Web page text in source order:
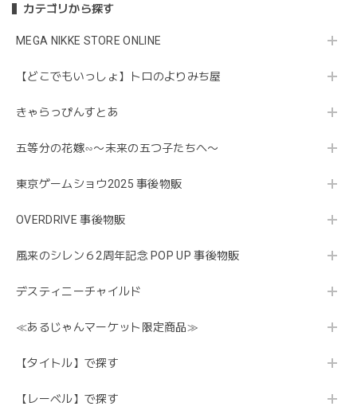
カテゴリから探す
MEGA NIKKE STORE ONLINE
【どこでもいっしょ】トロのよりみち屋
きゃらっぴんすとあ
五等分の花嫁∽〜未来の五つ子たちへ〜
東京ゲームショウ2025 事後物販
OVERDRIVE 事後物販
風来のシレン６2周年記念 POP UP 事後物販
デスティニーチャイルド
≪あるじゃんマーケット限定商品≫
【タイトル】で探す
【レーベル】で探す